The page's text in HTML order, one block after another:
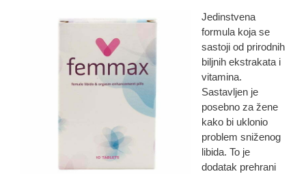
Jedinstvena
formula koja se
sastoji od prirodnih
biljnih ekstrakata i
vitamina.
Sastavljen je
posebno za žene
kako bi uklonio
problem sniženog
libida. To je
dodatak prehrani